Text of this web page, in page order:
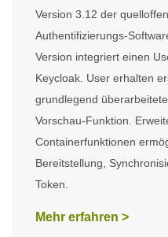
Version 3.12 der
Authentifizierungs-
Version integriert einen
Keycloak. User erhalten
grundlegend
Vorschau-Funktion.
Containerfunktionen
Bereitstellung,
Token.
Mehr erfahren >